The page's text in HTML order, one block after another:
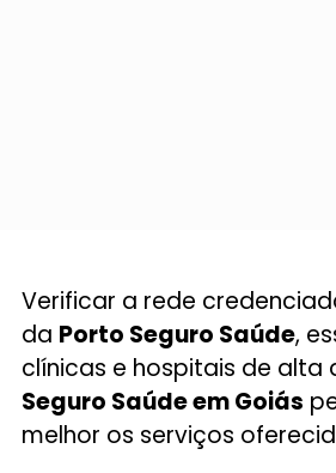
Verificar a rede
da Porto Seguro Saúde,
clínicas e hospitais de alta
Seguro Saúde em Goiás
melhor os serviços